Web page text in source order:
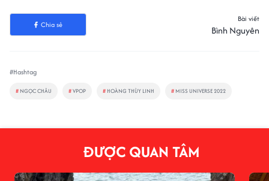
Chia sẻ
Bài viết
Bình Nguyên
#Hashtag
# NGỌC CHÂU #VPOP # HOÀNG THÙY LINH # MISS UNIVERSE 2022
ĐƯỢC QUAN TÂM